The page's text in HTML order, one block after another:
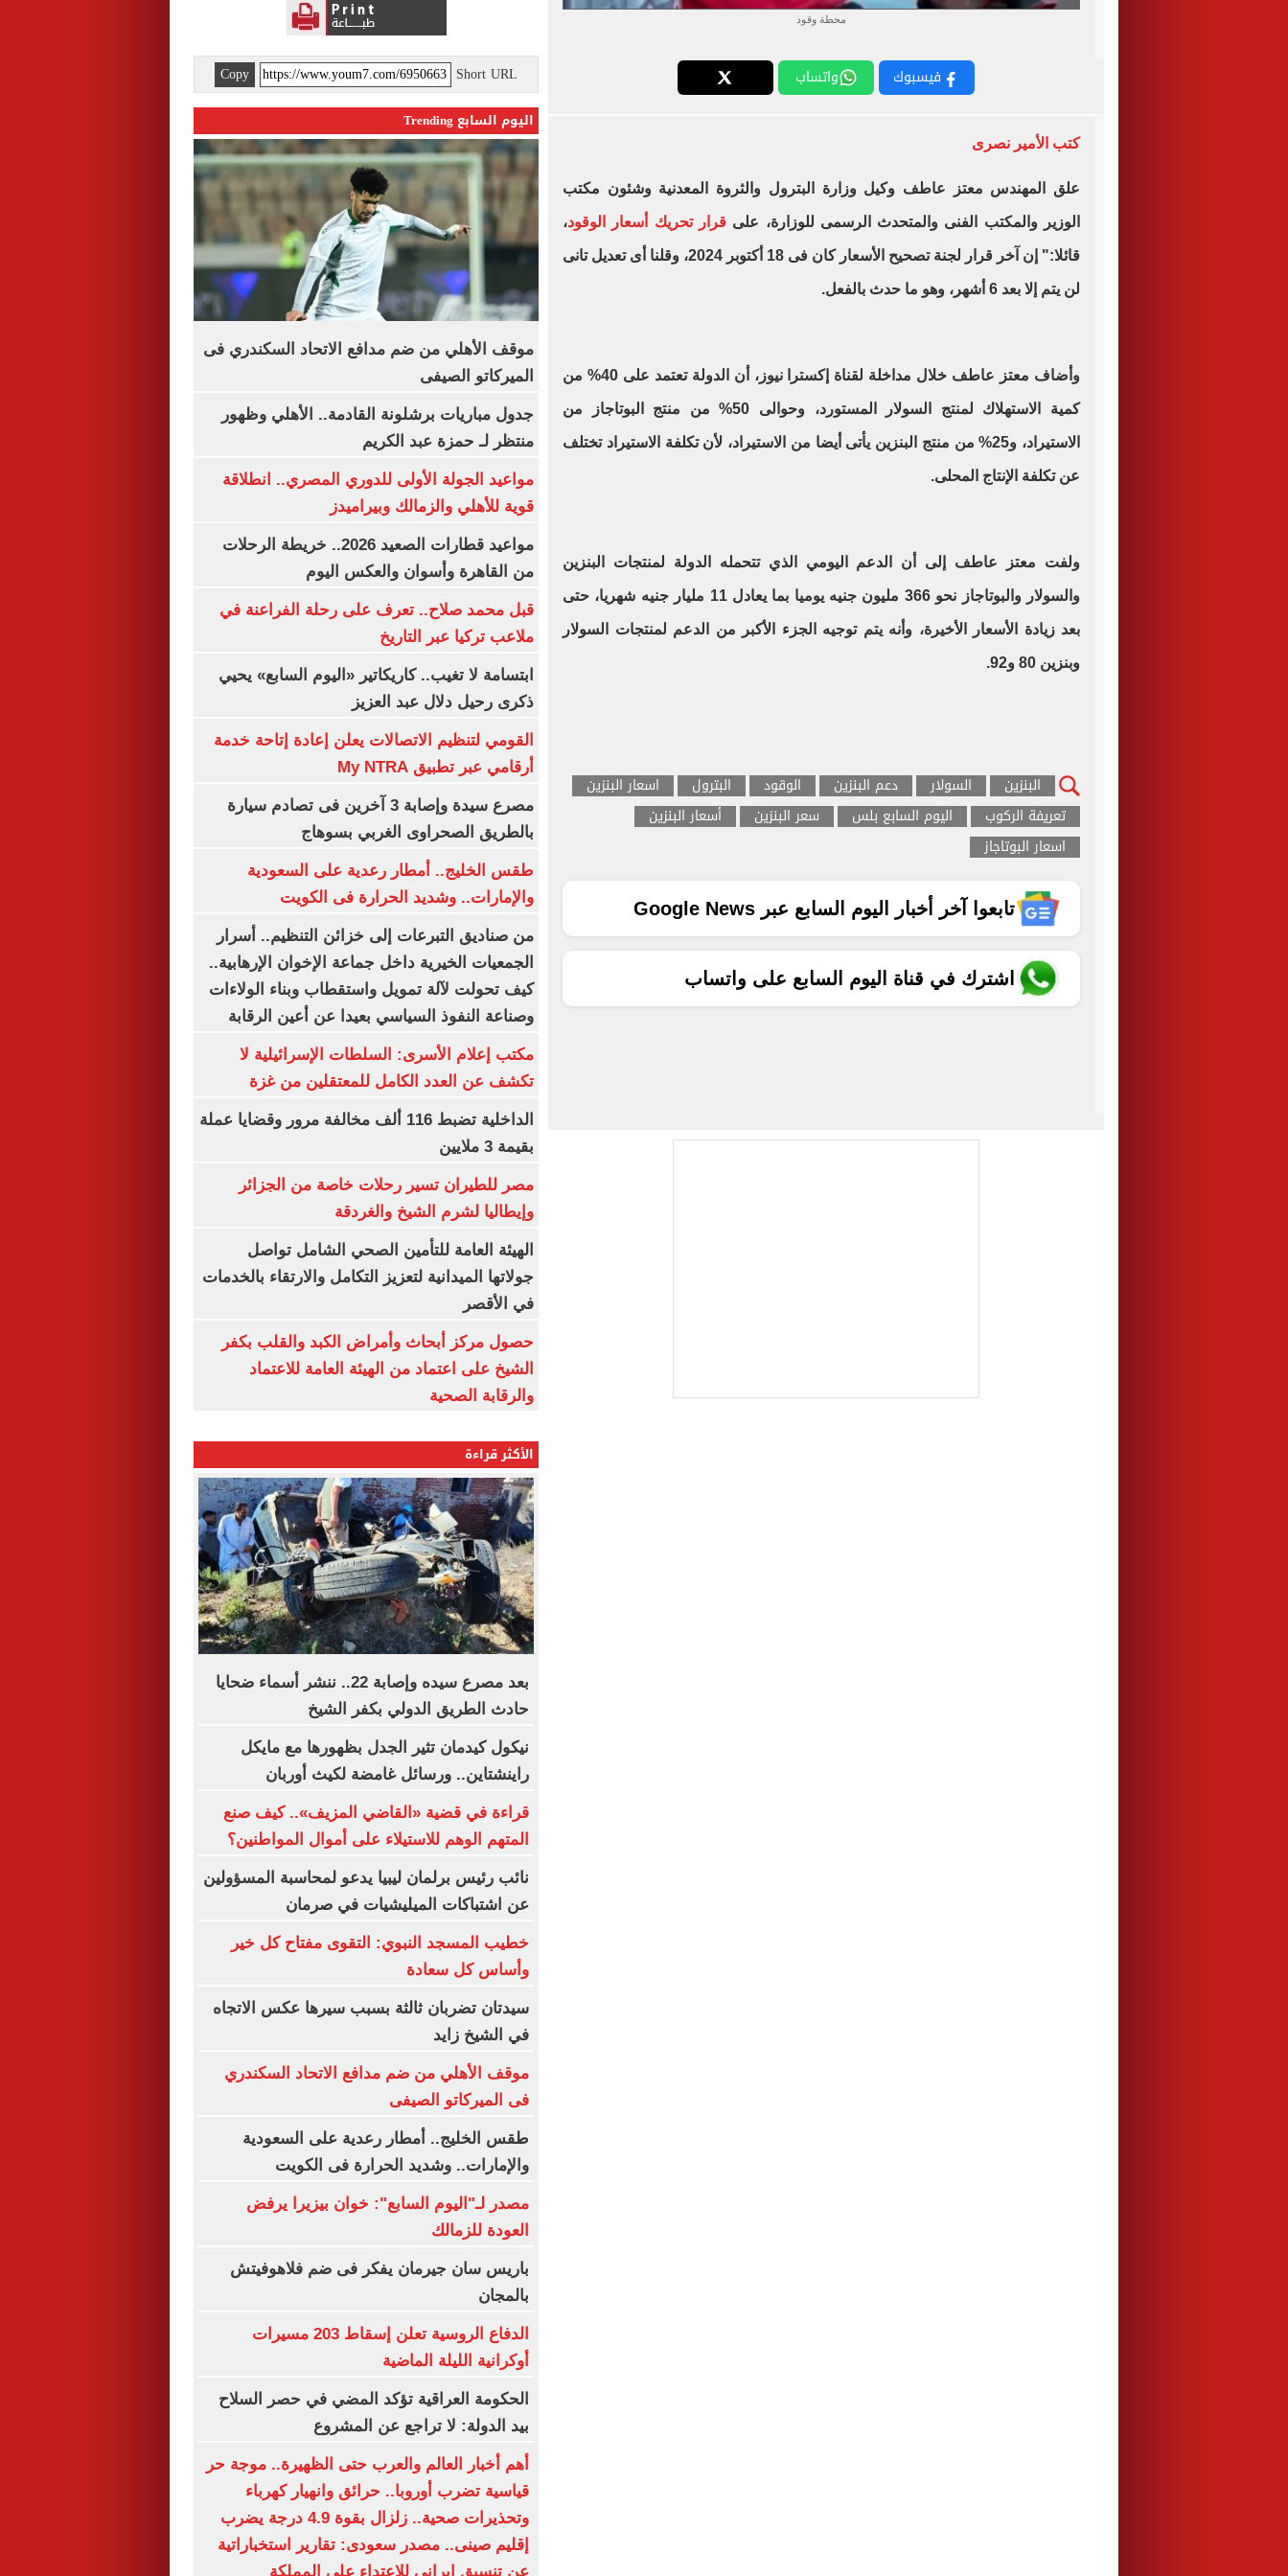
محطة وقود
فيسبوك واتساب
كتب الأمير نصرى
علق المهندس معتز عاطف وكيل وزارة البترول والثروة المعدنية وشئون مكتب
الوزير والمكتب الفنى والمتحدث الرسمى للوزارة، علىقرار تحريك أسعار الوقود،
قائلا:" إن آخر قرار لجنة تصحيح الأسعار كان فى 18 أكتوبر 2024، وقلنا أى تعديل تانى
لن يتم إلا بعد 6 أشهر، وهو ما حدث بالفعل.
وأضاف معتز عاطف خلال مداخلة لقناة إكسترا نيوز، أن الدولة تعتمد على 40% من
كمية الاستهلاك لمنتج السولار المستورد، وحوالى 50% من منتج البوتاجاز من
الاستيراد، و25% من منتج البنزين يأتى أيضا من الاستيراد، لأن تكلفة الاستيراد تختلف
عن تكلفة الإنتاج المحلى.
ولفت معتز عاطف إلى أن الدعم اليومي الذي تتحمله الدولة لمنتجات البنزين
والسولار والبوتاجاز نحو 366 مليون جنيه يوميا بما يعادل 11 مليار جنيه شهريا، حتى
بعد زيادة الأسعار الأخيرة، وأنه يتم توجيه الجزء الأكبر من الدعم لمنتجات السولار
وبنزين 80 و92.
البنزين السولار دعم البنزين الوقود البترول
اسعار البنزين
تعريفة الركوب
اليوم السابع بلس سعر البنزين
أسعار البنزين
اسعار البوتاجاز
تابعوا آخر أخبار اليوم السابع عبر Google News
اشترك في قناة اليوم السابع على واتساب
Short URL
Copy
اليوم السابع Trending
موقف الأهلي من ضم مدافع الاتحاد السكندري فى
الميركاتو الصيفى
جدول مباريات برشلونة القادمة.. الأهلي وظهور
منتظر لـ حمزة عبد الكريم
مواعيد الجولة الأولى للدوري المصري.. انطلاقة
قوية للأهلي والزمالك وبيراميدز
مواعيد قطارات الصعيد 2026.. خريطة الرحلات
من القاهرة وأسوان والعكس اليوم
قبل محمد صلاح.. تعرف على رحلة الفراعنة في
ملاعب تركيا عبر التاريخ
ابتسامة لا تغيب.. كاريكاتير «اليوم السابع» يحيي
ذكرى رحيل دلال عبد العزيز
القومي لتنظيم الاتصالات يعلن إعادة إتاحة خدمة
أرقامي عبر تطبيق My NTRA
مصرع سيدة وإصابة 3 آخرين فى تصادم سيارة
بالطريق الصحراوى الغربي بسوهاج
طقس الخليج.. أمطار رعدية على السعودية
والإمارات.. وشديد الحرارة فى الكويت
من صناديق التبرعات إلى خزائن التنظيم.. أسرار
الجمعيات الخيرية داخل جماعة الإخوان الإرهابية..
كيف تحولت لآلة تمويل واستقطاب وبناء الولاءات
وصناعة النفوذ السياسي بعيدا عن أعين الرقابة
مكتب إعلام الأسرى: السلطات الإسرائيلية لا
تكشف عن العدد الكامل للمعتقلين من غزة
الداخلية تضبط 116 ألف مخالفة مرور وقضايا عملة
بقيمة 3 ملايين
مصر للطيران تسير رحلات خاصة من الجزائر
وإيطاليا لشرم الشيخ والغردقة
الهيئة العامة للتأمين الصحي الشامل تواصل
جولاتها الميدانية لتعزيز التكامل والارتقاء بالخدمات
في الأقصر
حصول مركز أبحاث وأمراض الكبد والقلب بكفر
الشيخ على اعتماد من الهيئة العامة للاعتماد
والرقابة الصحية
الأكثر قراءة
بعد مصرع سيده وإصابة 22.. ننشر أسماء ضحايا
حادث الطريق الدولي بكفر الشيخ
نيكول كيدمان تثير الجدل بظهورها مع مايكل
راينشتاين.. ورسائل غامضة لكيث أوربان
قراءة في قضية «القاضي المزيف».. كيف صنع
المتهم الوهم للاستيلاء على أموال المواطنين؟
نائب رئيس برلمان ليبيا يدعو لمحاسبة المسؤولين
عن اشتباكات الميليشيات في صرمان
خطيب المسجد النبوي: التقوى مفتاح كل خير
وأساس كل سعادة
سيدتان تضربان ثالثة بسبب سيرها عكس الاتجاه
في الشيخ زايد
موقف الأهلي من ضم مدافع الاتحاد السكندري
فى الميركاتو الصيفى
طقس الخليج.. أمطار رعدية على السعودية
والإمارات.. وشديد الحرارة فى الكويت
مصدر لـ"اليوم السابع": خوان بيزيرا يرفض
العودة للزمالك
باريس سان جيرمان يفكر فى ضم فلاهوفيتش
بالمجان
الدفاع الروسية تعلن إسقاط 203 مسيرات
أوكرانية الليلة الماضية
الحكومة العراقية تؤكد المضي في حصر السلاح
بيد الدولة: لا تراجع عن المشروع
أهم أخبار العالم والعرب حتى الظهيرة.. موجة حر
قياسية تضرب أوروبا.. حرائق وانهيار كهرباء
وتحذيرات صحية.. زلزال بقوة 4.9 درجة يضرب
إقليم صينى.. مصدر سعودى: تقارير استخباراتية
عن تنسيق إيرانى للاعتداء على المملكة